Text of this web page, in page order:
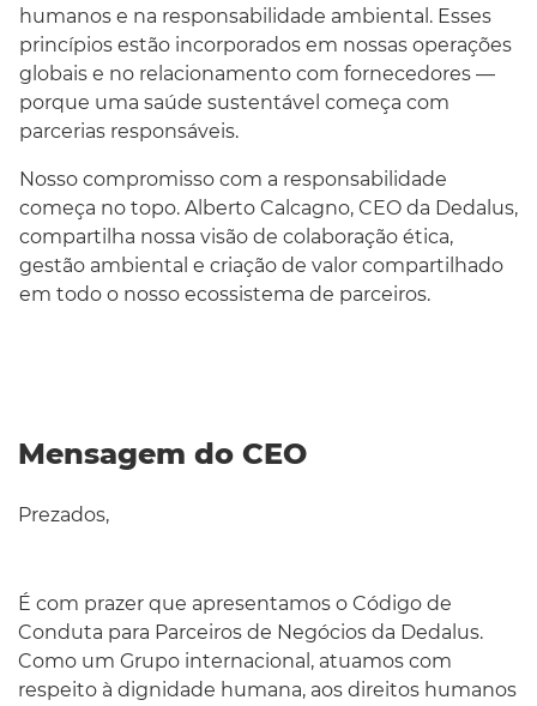
Português
humanos e na responsabilidade ambiental. Esses
princípios estão incorporados em nossas operações
globais e no relacionamento com fornecedores —
porque uma saúde sustentável começa com
parcerias responsáveis.
Nosso compromisso com a responsabilidade
começa no topo. Alberto Calcagno, CEO da Dedalus,
compartilha nossa visão de colaboração ética,
gestão ambiental e criação de valor compartilhado
em todo o nosso ecossistema de parceiros.
Mensagem do CEO
Prezados,
É com prazer que apresentamos o Código de
Conduta para Parceiros de Negócios da Dedalus.
Como um Grupo internacional, atuamos com
respeito à dignidade humana, aos direitos humanos